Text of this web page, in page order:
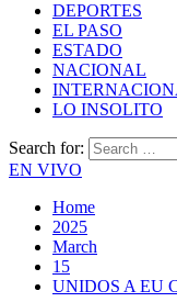
DEPORTES
EL PASO
ESTADO
NACIONAL
LO INSOLITO
Search for:
EN VIVO
Home
2025
March
15
UNIDOS A EU